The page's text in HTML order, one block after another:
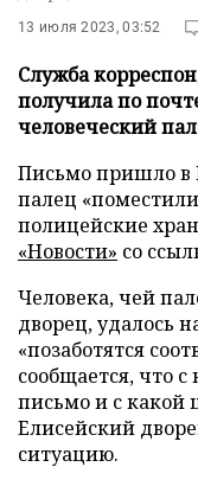
13 июля 2023, 03:52
Служба
получила по
человеческий
Письмо пришло в
палец
полицейские
«Новости» со
Человека, чей
дворец, удалось
«позаботятся
сообщается, что
письмо и с какой
Елисейский
ситуацию.